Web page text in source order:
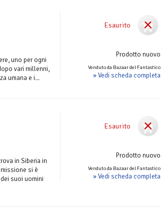
Esaurito
Prodotto nuovo
Venduto da Bazaar del Fantastico
» Vedi scheda completa
uno per ogni
vari millenni,
umana e i...
Esaurito
Prodotto nuovo
Venduto da Bazaar del Fantastico
» Vedi scheda completa
in Siberia in
si è
suoi uomini